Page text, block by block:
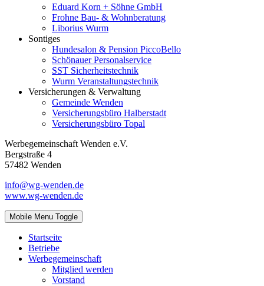
Eduard Korn + Söhne GmbH
Frohne Bau- & Wohnberatung
Liborius Wurm
Sontiges
Hundesalon & Pension PiccoBello
Schönauer Personalservice
SST Sicherheitstechnik
Wurm Veranstaltungstechnik
Versicherungen & Verwaltung
Gemeinde Wenden
Versicherungsbüro Halberstadt
Versicherungsbüro Topal
Werbegemeinschaft Wenden e.V.
Bergstraße 4
57482 Wenden
info@wg-wenden.de
www.wg-wenden.de
Mobile Menu Toggle
Startseite
Betriebe
Werbegemeinschaft
Mitglied werden
Vorstand